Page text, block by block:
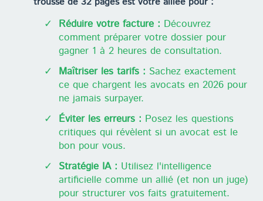
✓ Réduire votre facture : Découvrez
comment préparer votre dossier pour
gagner 1 à 2 heures de consultation.
✓ Maîtriser les tarifs : Sachez exactement
ce que chargent les avocats en 2026 pour
ne jamais surpayer.
✓ Éviter les erreurs : Posez les questions
critiques qui révèlent si un avocat est le
bon pour vous.
✓ Stratégie IA : Utilisez l'intelligence
artificielle comme un allié (et non un juge)
pour structurer vos faits gratuitement.